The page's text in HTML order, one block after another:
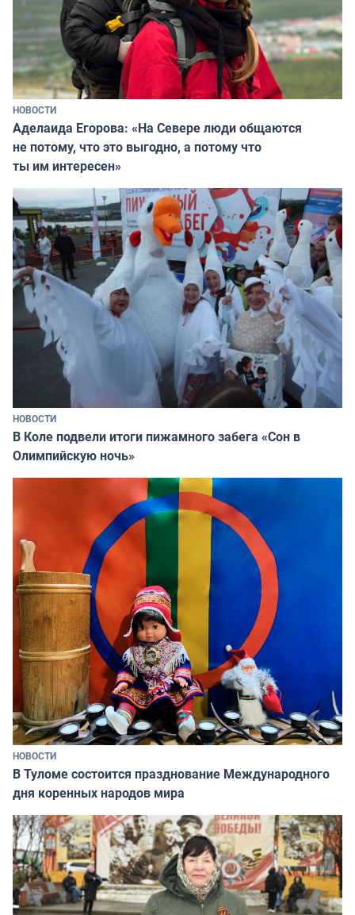
НОВОСТИ
Аделаида Егорова: «На Севере люди общаются
не потому, что это выгодно, а потому что
ты им интересен»
НОВОСТИ
В Коле подвели итоги пижамного забега «Сон в
Олимпийскую ночь»
НОВОСТИ
В Туломе состоится празднование Международного
дня коренных народов мира